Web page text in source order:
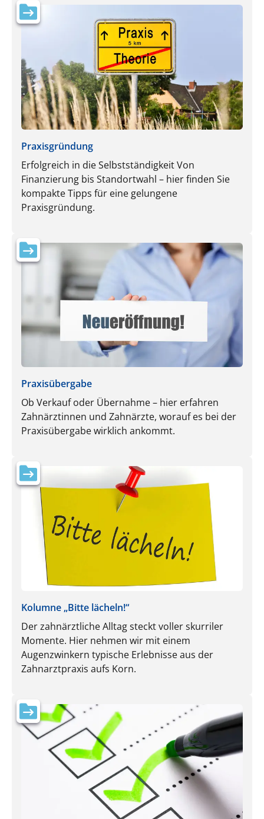
Praxisgründung
Erfolgreich in die Selbstständigkeit Von
Finanzierung bis Standortwahl – hier finden Sie
kompakte Tipps für eine gelungene
Praxisgründung.
Praxisübergabe
Ob Verkauf oder Übernahme – hier erfahren
Zahnärztinnen und Zahnärzte, worauf es bei der
Praxisübergabe wirklich ankommt.
Kolumne „Bitte lächeln!“
Der zahnärztliche Alltag steckt voller skurriler
Momente. Hier nehmen wir mit einem
Augenzwinkern typische Erlebnisse aus der
Zahnarztpraxis aufs Korn.